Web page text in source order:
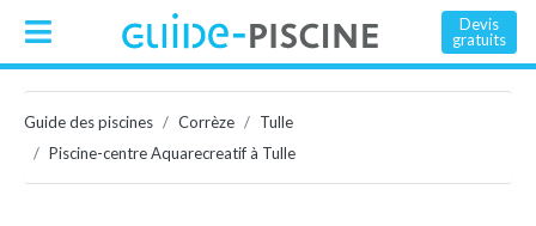
Devis
gratuits
Guide des piscines Corrèze
Tulle
Piscine-centre Aquarecreatif à Tulle